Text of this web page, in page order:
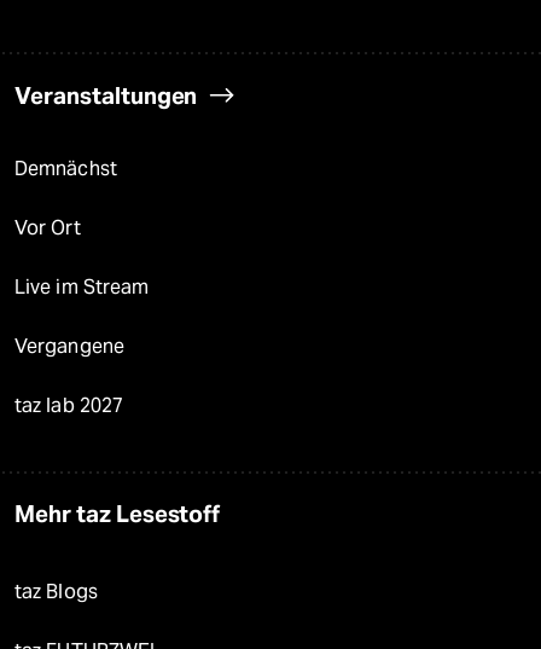
Veranstaltungen
Demnächst
Vor Ort
Live im Stream
Vergangene
taz lab 2027
Mehr taz Lesestoff
taz Blogs